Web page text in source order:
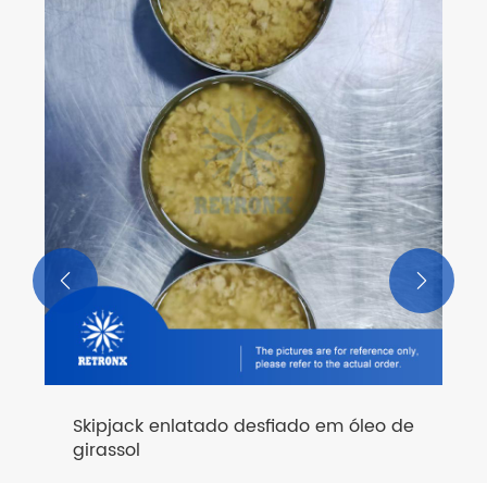
Pedaço de Skipjack enlatado em
salmoura
Veja mais >>
 